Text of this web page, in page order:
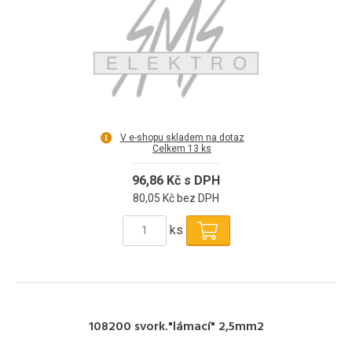
V e-shopu skladem na dotaz
Celkem 13 ks
96,86 Kč s DPH
80,05 Kč bez DPH
ks
108200 svork."lámací" 2,5mm2